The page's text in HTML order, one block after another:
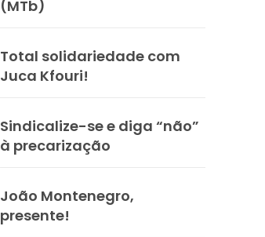
(MTb)
Total solidariedade com
Juca Kfouri!
Sindicalize-se e diga “não”
à precarização
João Montenegro,
presente!